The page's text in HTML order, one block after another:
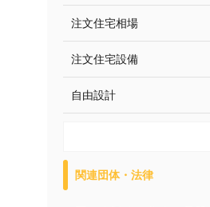
注文住宅相場
注文住宅設備
自由設計
関連団体・法律